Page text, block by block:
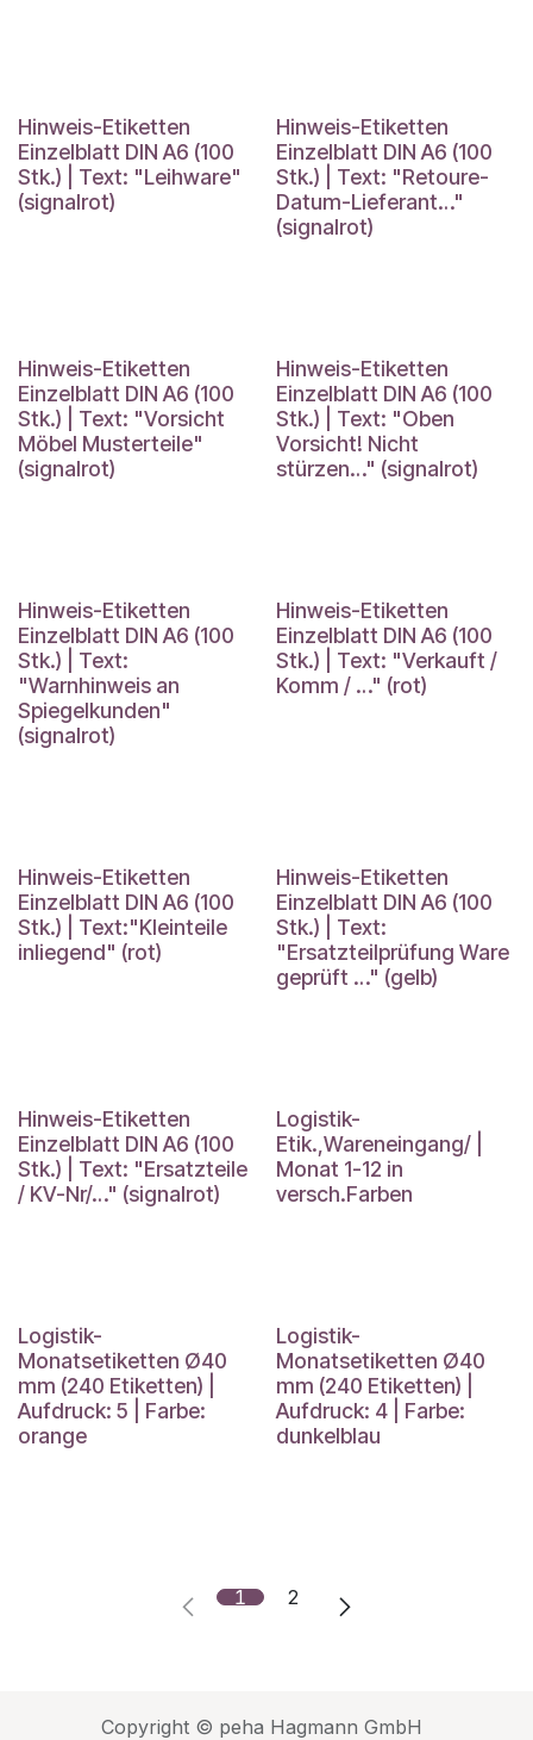
Hinweis-Etiketten
Einzelblatt DIN A6 (100
Stk.) | Text: "Leihware"
(signalrot)
Hinweis-Etiketten
Einzelblatt DIN A6 (100
Stk.) | Text: "Retoure-
Datum-Lieferant…"
(signalrot)
Hinweis-Etiketten
Einzelblatt DIN A6 (100
Stk.) | Text: "Vorsicht
Möbel Musterteile"
(signalrot)
Hinweis-Etiketten
Einzelblatt DIN A6 (100
Stk.) | Text: "Oben
Vorsicht! Nicht
stürzen…" (signalrot)
Hinweis-Etiketten
Einzelblatt DIN A6 (100
Stk.) | Text:
"Warnhinweis an
Spiegelkunden"
(signalrot)
Hinweis-Etiketten
Einzelblatt DIN A6 (100
Stk.) | Text: "Verkauft /
Komm / …" (rot)
Hinweis-Etiketten
Einzelblatt DIN A6 (100
Stk.) | Text:"Kleinteile
inliegend" (rot)
Hinweis-Etiketten
Einzelblatt DIN A6 (100
Stk.) | Text:
"Ersatzteilprüfung Ware
geprüft …" (gelb)
Hinweis-Etiketten
Einzelblatt DIN A6 (100
Stk.) | Text: "Ersatzteile
/ KV-Nr/…" (signalrot)
Logistik-
Etik.,Wareneingang/ |
Monat 1-12 in
versch.Farben
Logistik-
Monatsetiketten Ø40
mm (240 Etiketten) |
Aufdruck: 5 | Farbe:
orange
Logistik-
Monatsetiketten Ø40
mm (240 Etiketten) |
Aufdruck: 4 | Farbe:
dunkelblau
1 2
Copyright © peha Hagmann GmbH